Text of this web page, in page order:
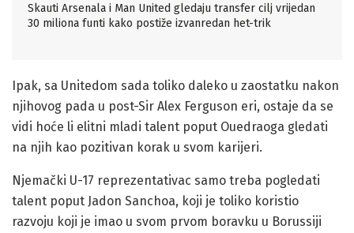
Skauti Arsenala i Man United gledaju transfer cilj vrijedan
30 miliona funti kako postiže izvanredan het-trik
Ipak, sa Unitedom sada toliko daleko u zaostatku nakon
njihovog pada u post-Sir Alex Ferguson eri, ostaje da se
vidi hoće li elitni mladi talent poput Ouedraoga gledati
na njih kao pozitivan korak u svom karijeri.
Njemački U-17 reprezentativac samo treba pogledati
talent poput Jadon Sanchoa, koji je toliko koristio
razvoju koji je imao u svom prvom boravku u Borussiji